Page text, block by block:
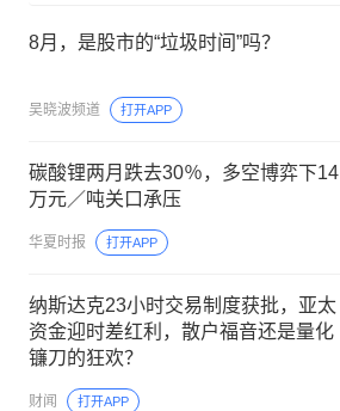
8月，是股市的“垃圾时间”吗？
吴晓波频道 打开APP
碳酸锂两月跌去30％，多空博弈下14
万元／吨关口承压
华夏时报 打开APP
纳斯达克23小时交易制度获批，亚太
资金迎时差红利，散户福音还是量化
镰刀的狂欢？
财闻 打开APP